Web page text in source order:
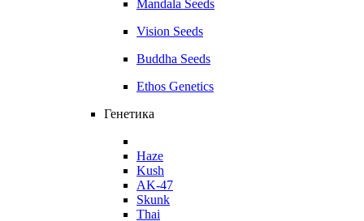
Mandala Seeds
Vision Seeds
Buddha Seeds
Ethos Genetics
Генетика
Haze
Kush
AK-47
Skunk
Thai